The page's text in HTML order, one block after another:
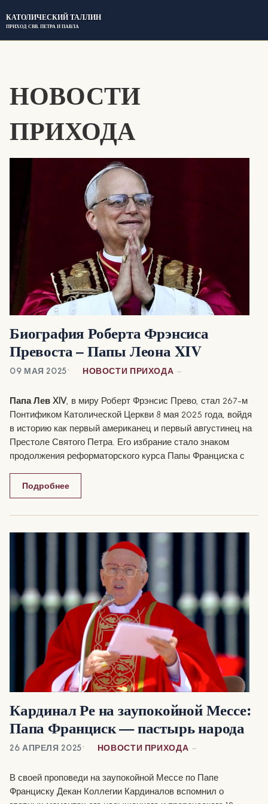
КАТОЛИЧЕСКИЙ ТАЛЛИН
ПРИХОД СВВ. ПЕТРА И ПАВЛА
НОВОСТИ
ПРИХОДА
Биография Роберта Фрэнсиса
Превоста – Папы Леона XIV
НОВОСТИ ПРИХОДА
09 МАЯ 2025
Папа Лев XIV, в миру Роберт Фрэнсис Прево, стал 267-м
Понтификом Католической Церкви 8 мая 2025 года, войдя
в историю как первый американец и первый августинец на
Престоле Святого Петра. Его избрание стало знаком
продолжения реформаторского курса Папы Франциска с
глобальный диалог.
Подробнее
Кардинал Ре на заупокойной Мессе:
Папа Франциск — пастырь народа
НОВОСТИ ПРИХОДА
26 АПРЕЛЯ 2025
В своей проповеди на заупокойной Мессе по Папе
Франциску Декан Коллегии Кардиналов вспомнил о